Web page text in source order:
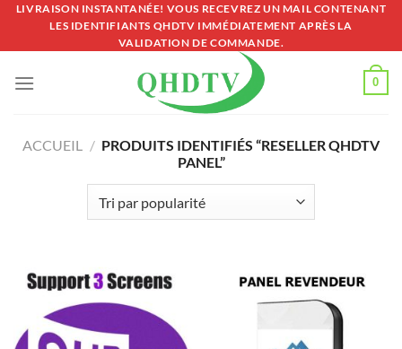
Passer
contenu
LIVRAISON INSTANTANÉE! VOUS RECEVREZ UN MAIL CONTENANT
LES IDENTIFIANTS QHDTV IMMÉDIATEMENT APRÈS LA
VALIDATION DE COMMANDE.
0
ACCUEIL / PRODUITS IDENTIFIÉS “RESELLER QHDTV
PANEL”